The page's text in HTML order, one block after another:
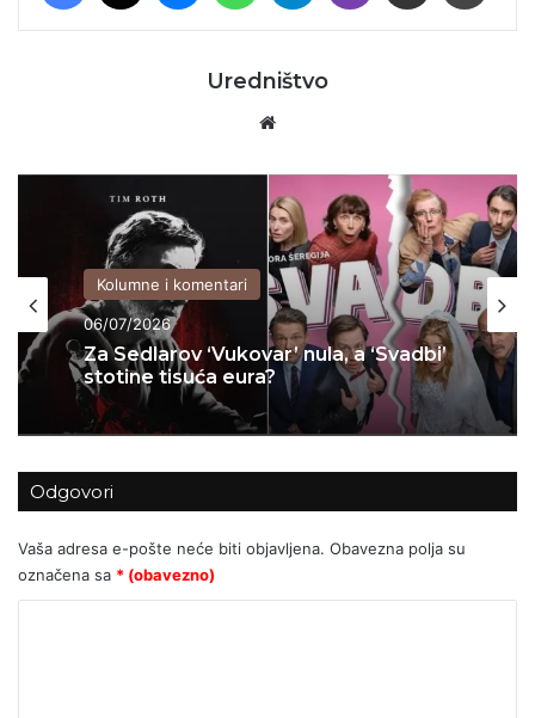
Uredništvo
Kolumne i komentari
06/07/2026
Za Sedlarov ‘Vukovar’ nula, a ‘Svadbi’
stotine tisuća eura?
Kolumne i komentari
04/07/2026
KADA KULTURA POSTANE PARAVAN
ZA POLITIČKI INŽENJERING: Kako je
Možemo! u Zagrebu upropastio
sjajan projekt za djecu
Odgovori
Vaša adresa e-pošte neće biti objavljena. Obavezna polja su
označena sa * (obavezno)